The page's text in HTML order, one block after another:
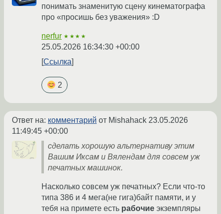
понимать знаменитую сцену кинематографа
про «просишь без уважения» :D
nerfur ★★★★
25.05.2026 16:34:30 +00:00
Ссылка
2
Ответ на: комментарий от Mishahack 23.05.2026
11:49:45 +00:00
сделать хорошую альтернативу этим
Вашим Иксам и Вялендам для совсем уж
печатных машинок.
Насколько совсем уж печатных? Если что-то
типа 386 и 4 мега(не гига)байт памяти, и у
тебя на примете есть рабочие экземпляры